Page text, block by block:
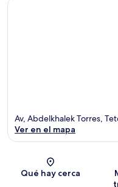
Av, Abdelkhalek Torres,
Ver en el mapa
Qué hay cerca